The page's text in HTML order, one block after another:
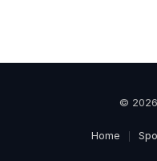
©
Home